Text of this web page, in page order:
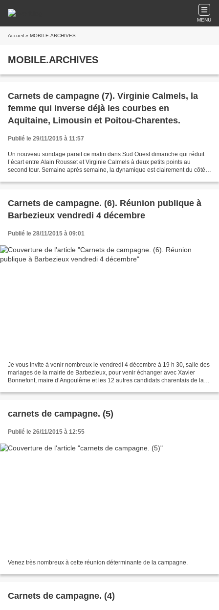
MENU
Accueil » MOBILE.ARCHIVES
MOBILE.ARCHIVES
Carnets de campagne (7). Virginie Calmels, la
femme qui inverse déjà les courbes en
Aquitaine, Limousin et Poitou-Charentes.
Publié le 29/11/2015 à 11:57
Un nouveau sondage parait ce matin dans Sud Ouest dimanche qui réduit
l’écart entre Alain Rousset et Virginie Calmels à deux petits points au
second tour. Semaine après semaine, la dynamique est clairement du côté
Carnets de campagne. (6). Réunion publique à
Barbezieux vendredi 4 décembre
Publié le 28/11/2015 à 09:01
Je vous invite à venir nombreux le vendredi 4 décembre à 19 h 30, salle des
mariages de la mairie de Barbezieux, pour venir échanger avec Xavier
Bonnefont, maire d’Angoulême et les 12 autres candidats charentais de la
carnets de campagne. (5)
Publié le 26/11/2015 à 12:55
Venez très nombreux à cette réunion déterminante de la campagne.
Carnets de campagne. (4)